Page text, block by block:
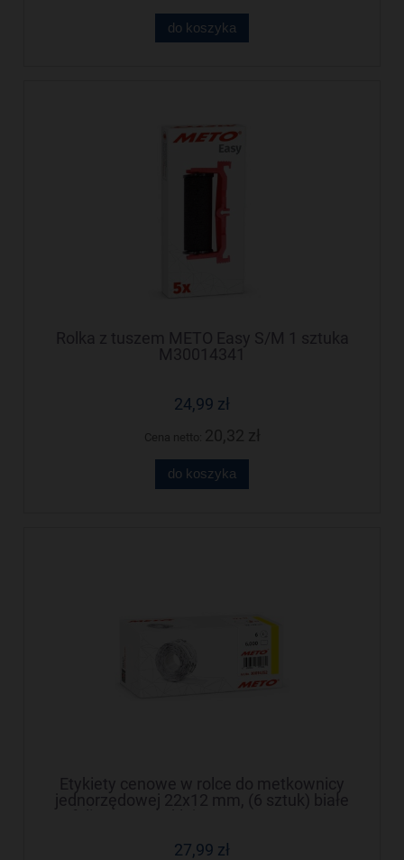
do koszyka
Rolka z tuszem METO Easy S/M 1 sztuka
M30014341
24,99 zł
do koszyka
Etykiety cenowe w rolce do metkownicy
jednorzędowej 22x12 mm, (6 sztuk) białe
faliste, trwały klej METO M30014352
27,99 zł